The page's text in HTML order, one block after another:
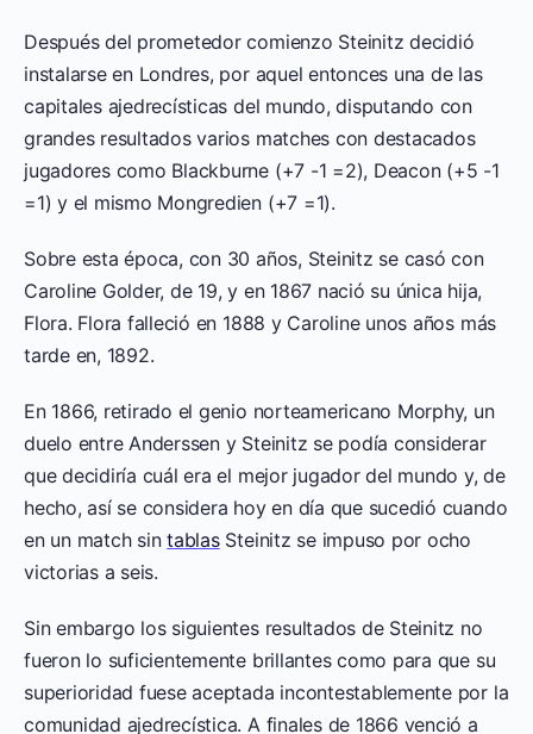
Después del prometedor comienzo Steinitz decidió
instalarse en Londres, por aquel entonces una de las
capitales ajedrecísticas del mundo, disputando con
grandes resultados varios matches con destacados
jugadores como Blackburne (+7 -1 =2), Deacon (+5 -1
=1) y el mismo Mongredien (+7 =1).
Sobre esta época, con 30 años, Steinitz se casó con
Caroline Golder, de 19, y en 1867 nació su única hija,
Flora. Flora falleció en 1888 y Caroline unos años más
tarde en, 1892.
En 1866, retirado el genio norteamericano Morphy, un
duelo entre Anderssen y Steinitz se podía considerar
que decidiría cuál era el mejor jugador del mundo y, de
hecho, así se considera hoy en día que sucedió cuando
en un match sintablasSteinitz se impuso por ocho
victorias a seis.
Sin embargo los siguientes resultados de Steinitz no
fueron lo suficientemente brillantes como para que su
superioridad fuese aceptada incontestablemente por la
comunidad ajedrecística. A finales de 1866 venció a